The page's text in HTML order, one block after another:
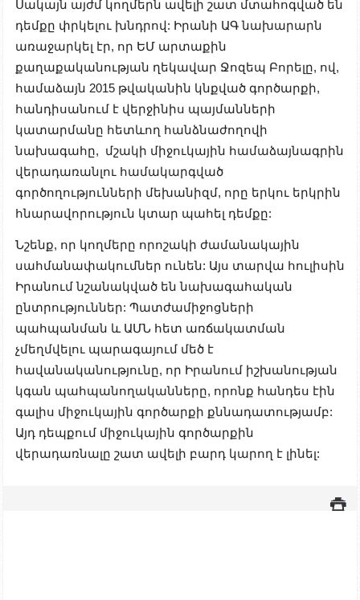
Սակայն այժմ կողմերն ավելի շատ մտահոգված են
դեմքը փրկելու խնդրով: Իրանի ԱԳ նախարարն
առաջարկել էր, որ ԵՄ արտաքին
քաղաքականության ղեկավար Ջոզեպ Բորելը, ով,
համաձայն 2015 թվականին կնքված գործարքի,
հանդիսանում է վերջինիս պայմանների
կատարմանը հետևող հանձնաժողովի
նախագահը, մշակի միջուկային համաձայնագրին
վերադառանլու համակարգված
գործողությունների մեխանիզմ, որը երկու երկրին
հնարավորություն կտար պահել դեմքը:
Նշենք, որ կողմերը որոշակի ժամանակային
սահմանափակումներ ունեն: Այս տարվա հուլիսին
Իրանում նշանակված են նախագահական
ընտրություններ: Պատժամիջոցների
պահպանման և ԱՄՆ հետ առճակատման
չմեղմվելու պարագայում մեծ է
հավանականությունը, որ Իրանում իշխանության
կգան պահպանողականները, որոնք հանդես էին
գալիս միջուկային գործարքի քննադատությամբ:
Այդ դեպքում միջուկային գործարքին
վերադառնալը շատ ավելի բարդ կարող է լինել: